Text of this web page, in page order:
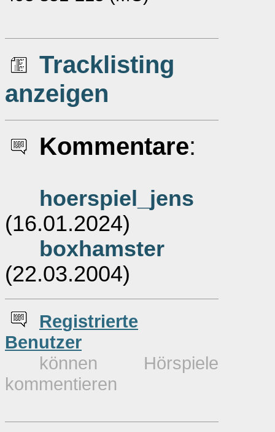
Tracklisting
anzeigen
Kommentare:
hoerspiel_jens
(16.01.2024)
boxhamster
(22.03.2004)
Registrierte
Benutzer
können Hörspiele
kommentieren